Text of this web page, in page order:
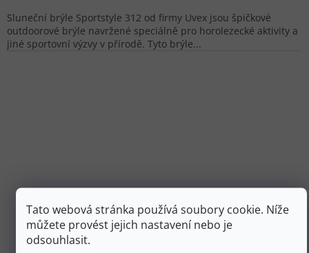
Tato webová stránka používá soubory cookie. Níže
můžete provést jejich nastavení nebo je
odsouhlasit.
Sluneční brýle Sportstyle 312 od firmy Uvex jsou špičkové
outdoorové brýle navržené speciálně pro horolezecké aktivity a
jiné sportovní výzvy v přírodě. Tyto brýle...